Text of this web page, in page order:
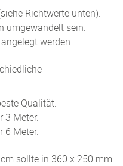
Richtwerte unten).
umgewandelt sein.
werden.
Qualität.
3 Meter.
6 Meter.
sollte in 360 x 250 mm